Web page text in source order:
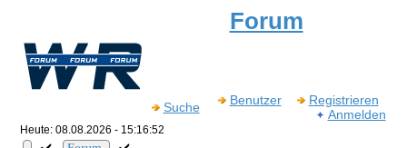
Forum
Suche Benutzer
Registrieren
Anmelden
Heute: 08.08.2026 - 15:16:52